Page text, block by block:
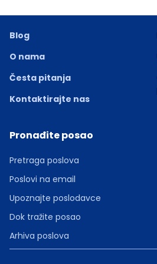
Blog
O nama
Česta pitanja
Kontaktirajte nas
Pronađite posao
Pretraga poslova
Poslovi na email
Upoznajte poslodavce
Dok tražite posao
Arhiva poslova